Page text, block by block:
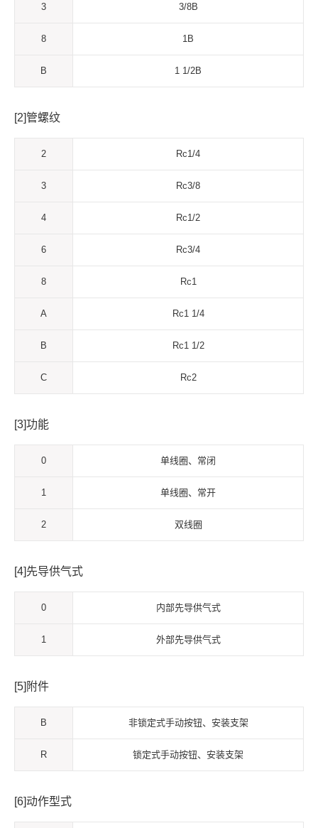
3 3/8B
8 1B
B 1 1/2B
[2]管螺纹
2 Rc1/4
3 Rc3/8
4 Rc1/2
6 Rc3/4
8 Rc1
A Rc1 1/4
B Rc1 1/2
C Rc2
[3]功能
0 单线圈、常闭
1 单线圈、常开
2 双线圈
[4]先导供气式
0 内部先导供气式
1 外部先导供气式
[5]附件
B 非锁定式手动按钮、安装支架
R 锁定式手动按钮、安装支架
[6]动作型式